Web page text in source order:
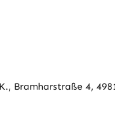
Bramharstraße 4,